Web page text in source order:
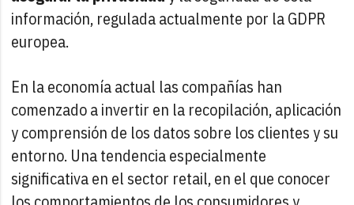
información, regulada actualmente por la GDPR
europea.
En la economía actual las compañías han
comenzado a invertir en la recopilación, aplicación
y comprensión de los datos sobre los clientes y su
entorno. Una tendencia especialmente
significativa en el sector retail, en el que conocer